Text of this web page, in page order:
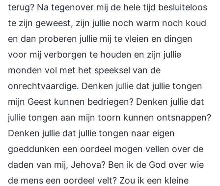
terug? Na tegenover mij de hele tijd besluiteloos
te zijn geweest, zijn jullie noch warm noch koud
en dan proberen jullie mij te vleien en dingen
voor mij verborgen te houden en zijn jullie
monden vol met het speeksel van de
onrechtvaardige. Denken jullie dat jullie tongen
mijn Geest kunnen bedriegen? Denken jullie dat
jullie tongen aan mijn toorn kunnen ontsnappen?
Denken jullie dat jullie tongen naar eigen
goeddunken een oordeel mogen vellen over de
daden van mij, Jehova? Ben ik de God over wie
de mens een oordeel velt? Zou ik een kleine